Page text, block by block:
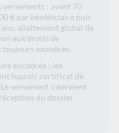
versements : avant 70
€ par bénéficiaire puis
abattement global de
aux droits de
toujours exonérés.
encadrée : les
fournir certificat de
versement intervient
du dossier